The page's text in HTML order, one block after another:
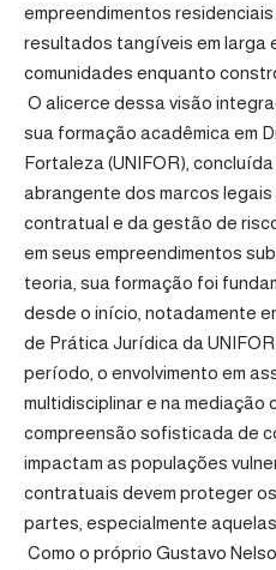
empreendimentos
resultados tangíveis em larga
comunidades enquanto
O alicerce dessa visão
sua formação acadêmica em
Fortaleza (UNIFOR),
abrangente dos marcos
contratual e da gestão de
em seus empreendimentos
teoria, sua formação foi
desde o início, notadamente
de Prática Jurídica da
período, o envolvimento em
multidisciplinar e na mediação
compreensão sofisticada de
impactam as populações
contratuais devem proteger
partes, especialmente
Como o próprio Gustavo